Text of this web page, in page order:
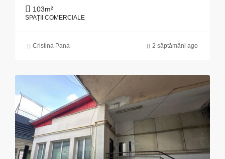
103m²
SPAȚII COMERCIALE
Cristina Pana 2 săptămâni ago